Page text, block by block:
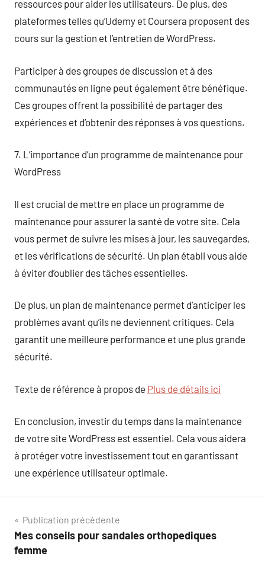
ressources pour aider les utilisateurs. De plus, des
plateformes telles qu’Udemy et Coursera proposent des
cours sur la gestion et l’entretien de WordPress.
Participer à des groupes de discussion et à des
communautés en ligne peut également être bénéfique.
Ces groupes offrent la possibilité de partager des
expériences et d’obtenir des réponses à vos questions.
7. L’importance d’un programme de maintenance pour
WordPress
Il est crucial de mettre en place un programme de
maintenance pour assurer la santé de votre site. Cela
vous permet de suivre les mises à jour, les sauvegardes,
et les vérifications de sécurité. Un plan établi vous aide
à éviter d’oublier des tâches essentielles.
De plus, un plan de maintenance permet d’anticiper les
problèmes avant qu’ils ne deviennent critiques. Cela
garantit une meilleure performance et une plus grande
sécurité.
Texte de référence à propos de Plus de détails ici
En conclusion, investir du temps dans la maintenance
de votre site WordPress est essentiel. Cela vous aidera
à protéger votre investissement tout en garantissant
une expérience utilisateur optimale.
Navigation
de
Publication précédente
Mes conseils pour sandales orthopediques
femme